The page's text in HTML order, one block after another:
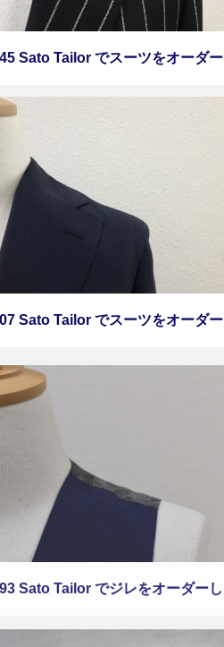
Sato Tailor でスーツをオーダー
しました その４
Sato Tailor でスーツをオーダー
Sato Tailor でジレをオーダーし